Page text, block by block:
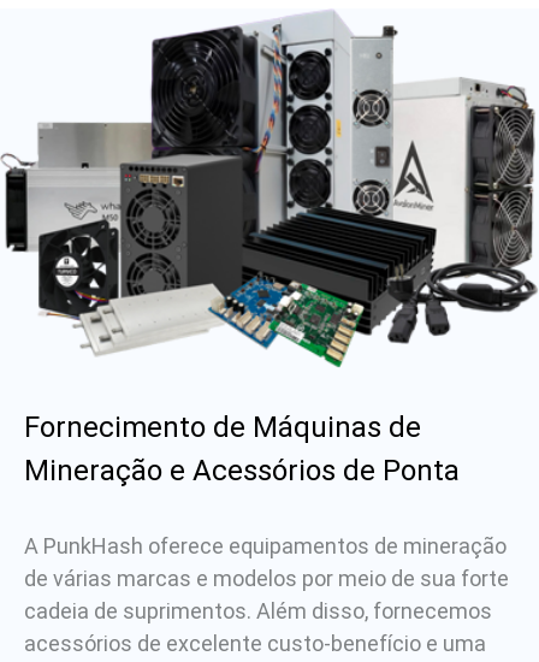
Fornecimento de Máquinas de
Mineração e Acessórios de Ponta
A PunkHash oferece equipamentos de mineração
de várias marcas e modelos por meio de sua forte
cadeia de suprimentos. Além disso, fornecemos
acessórios de excelente custo-benefício e uma